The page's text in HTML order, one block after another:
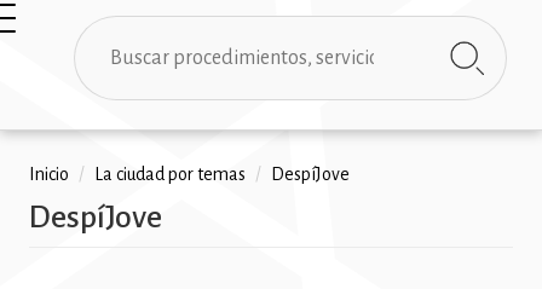
Buscar
Ruta
de
Inicio / La ciudad por temas / DespíJove
DespíJove